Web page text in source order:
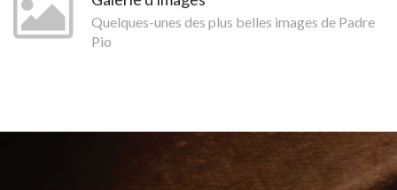
Quelques-unes des plus belles images de Padre
Pio